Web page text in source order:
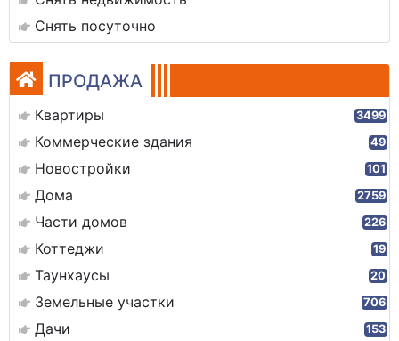
Снять посуточно
ПРОДАЖА
Квартиры 3499
Коммерческие здания 49
Новостройки 101
Дома 2759
Части домов 226
Коттеджи 19
Таунхаусы 20
Земельные участки 706
Дачи 153